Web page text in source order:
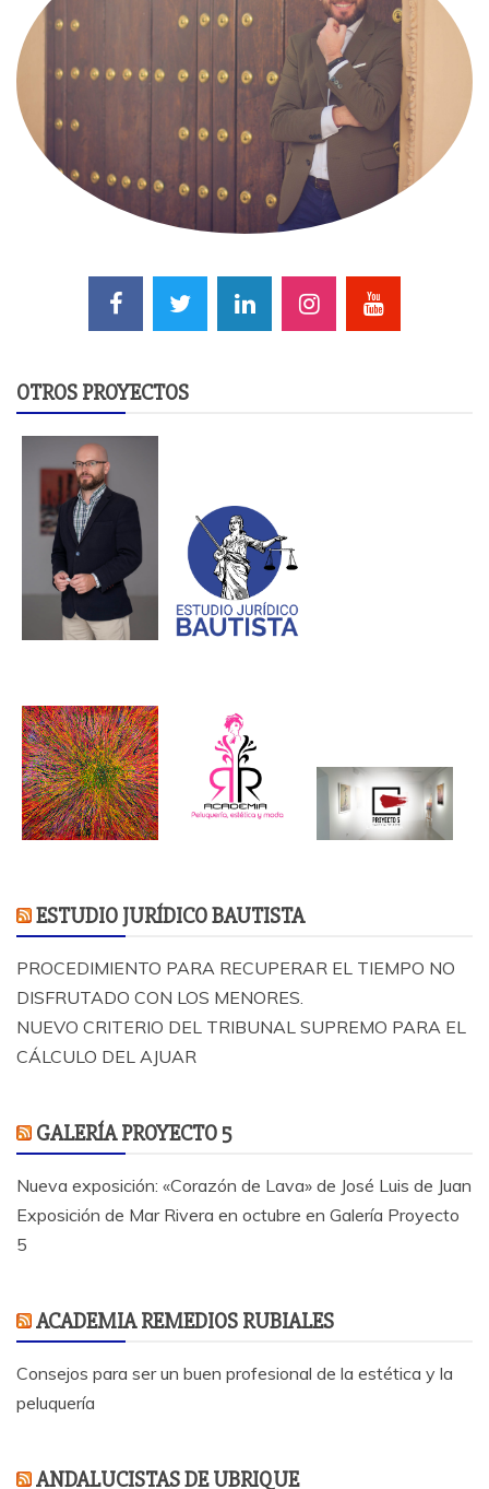
OTROS PROYECTOS
ESTUDIO JURÍDICO BAUTISTA
PROCEDIMIENTO PARA RECUPERAR EL TIEMPO NO
DISFRUTADO CON LOS MENORES.
NUEVO CRITERIO DEL TRIBUNAL SUPREMO PARA EL
CÁLCULO DEL AJUAR
GALERÍA PROYECTO 5
Nueva exposición: «Corazón de Lava» de José Luis de Juan
Exposición de Mar Rivera en octubre en Galería Proyecto
5
ACADEMIA REMEDIOS RUBIALES
Consejos para ser un buen profesional de la estética y la
peluquería
ANDALUCISTAS DE UBRIQUE